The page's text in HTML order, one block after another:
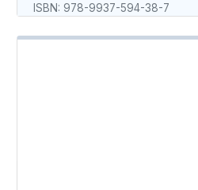
ISBN: 978-9937-594-38-7